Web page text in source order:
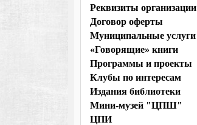
Реквизиты организации
Договор оферты
Муниципальные услуги
«Говорящие» книги
Программы и проекты
Клубы по интересам
Издания библиотеки
Мини-музей "ЦПШ"
ЦПИ